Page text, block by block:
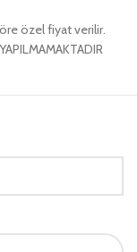
özel fiyat verilir.